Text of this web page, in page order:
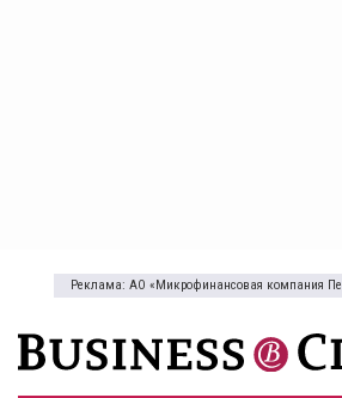
Реклама: АО «Микрофинансовая компания